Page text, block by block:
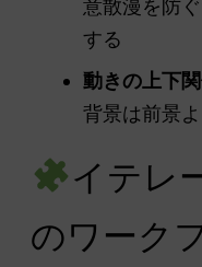
意散漫を防
する
動きの上下関
背景は前景
イテレ
のワーク